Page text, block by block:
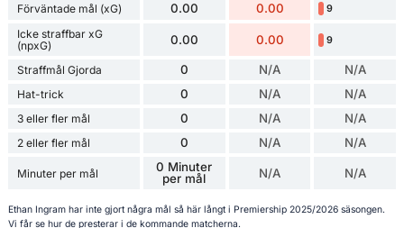
Förväntade mål (xG) 0.00 0.00 9
Icke straffbar xG
(npxG)
0.00 0.00 9
Straffmål Gjorda 0 N/A N/A
Hat-trick 0 N/A N/A
3 eller fler mål 0 N/A N/A
2 eller fler mål 0 N/A N/A
Minuter per mål
0 Minuter
per mål
N/A N/A
Ethan Ingram har inte gjort några mål så här långt i Premiership 2025/2026 säsongen.
Vi får se hur de presterar i de kommande matcherna.